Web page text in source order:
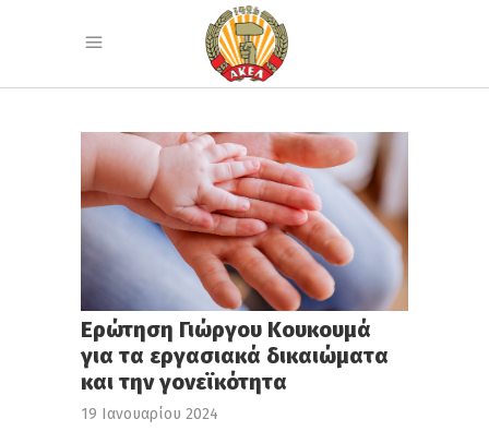
Ερώτηση Γιώργου Κουκουμά
για τα εργασιακά δικαιώματα
και την γονεϊκότητα
19 Ιανουαρίου 2024